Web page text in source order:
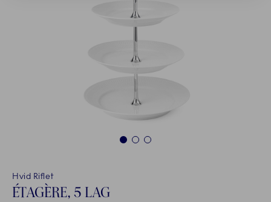
1 2 3
Hvid Riflet
ÉTAGÈRE, 5 LAG